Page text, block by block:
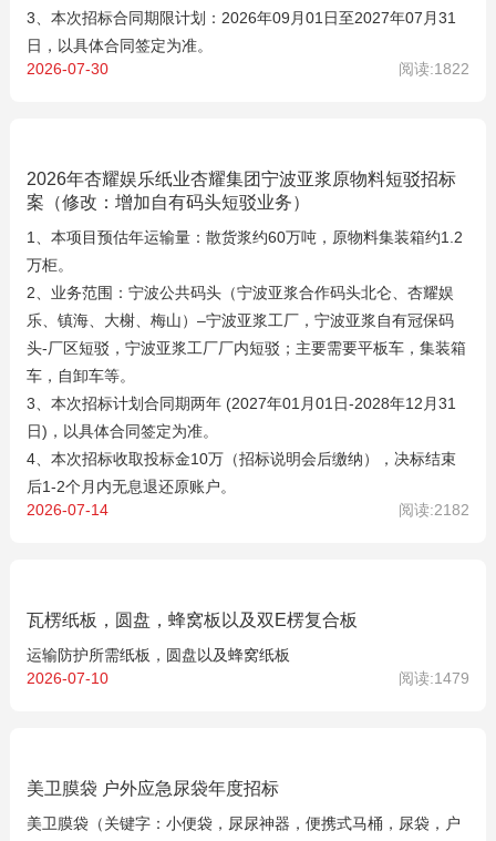
3、本次招标合同期限计划：2026年09月01日至2027年07月31
日，以具体合同签定为准。
2026-07-30
阅读:1822
2026年杏耀娱乐纸业杏耀集团宁波亚浆原物料短驳招标
案（修改：增加自有码头短驳业务）
1、本项目预估年运输量：散货浆约60万吨，原物料集装箱约1.2
万柜。
2、业务范围：宁波公共码头（宁波亚浆合作码头北仑、杏耀娱
乐、镇海、大榭、梅山）–宁波亚浆工厂，宁波亚浆自有冠保码
头-厂区短驳，宁波亚浆工厂厂内短驳；主要需要平板车，集装箱
车，自卸车等。
3、本次招标计划合同期两年 (2027年01月01日-2028年12月31
日)，以具体合同签定为准。
4、本次招标收取投标金10万（招标说明会后缴纳），决标结束
后1-2个月内无息退还原账户。
2026-07-14
阅读:2182
瓦楞纸板，圆盘，蜂窝板以及双E楞复合板
运输防护所需纸板，圆盘以及蜂窝纸板
2026-07-10
阅读:1479
美卫膜袋 户外应急尿袋年度招标
美卫膜袋（关键字：小便袋，尿尿神器，便携式马桶，尿袋，户